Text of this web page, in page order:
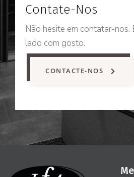
Contate-Nos
Não hesite em contatar-nos.
lado com gosto.
CONTACTE-NOS